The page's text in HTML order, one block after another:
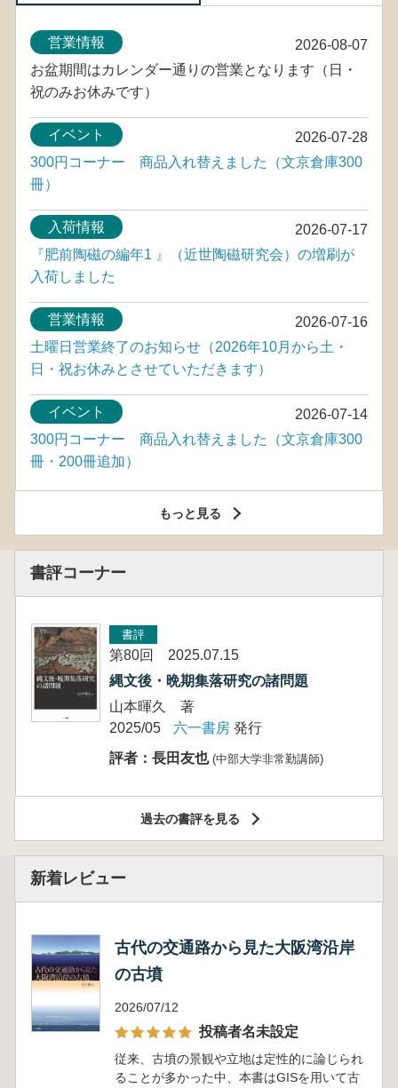
2026-08-07
営業情報
お盆期間はカレンダー通りの営業となります（日・
祝のみお休みです）
2026-07-28
イベント
300円コーナー 商品入れ替えました（文京倉庫300
冊）
2026-07-17
入荷情報
『肥前陶磁の編年1 』（近世陶磁研究会）の増刷が
入荷しました
2026-07-16
営業情報
土曜日営業終了のお知らせ（2026年10月から土・
日・祝お休みとさせていただきます）
2026-07-14
イベント
300円コーナー 商品入れ替えました（文京倉庫300
冊・200冊追加）
もっと見る
書評コーナー
書評
第80回 2025.07.15
縄文後・晩期集落研究の諸問題
山本暉久 著
2025/05
六一書房 発行
評者：長田友也 (中部大学非常勤講師)
過去の書評を見る
新着レビュー
古代の交通路から見た大阪湾沿岸
の古墳
2026/07/12
投稿者名未設定
従来、古墳の景観や立地は定性的に論じられ
ることが多かった中、本書はGISを用いて古